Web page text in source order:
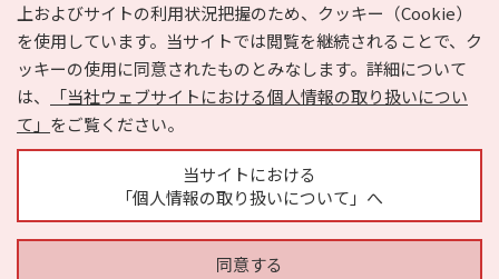
上およびサイトの利用状況把握のため、クッキー（Cookie）
を使用しています。当サイトでは閲覧を継続されることで、ク
ッキーの使用に同意されたものとみなします。詳細について
は、
「当社ウェブサイトにおける個人情報の取り扱いについ
て」 をご覧ください。
当サイトにおける
「個人情報の取り扱いについて」へ
同意する
Copyright © HYOJITO.Co.,Ltd. All Rights Reserved.